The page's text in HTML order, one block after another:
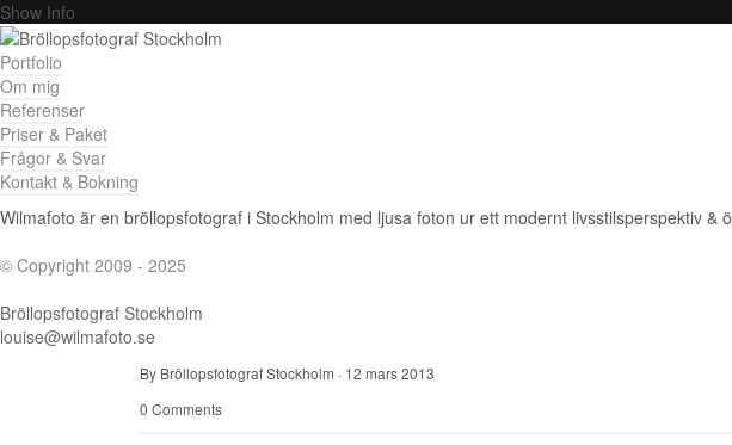
Show Info
Portfolio
Om mig
Referenser
Priser & Paket
Frågor & Svar
Kontakt & Bokning
Wilmafoto är en bröllopsfotograf i Stockholm med ljusa foton ur ett modernt livsstilsperspektiv
© Copyright 2009 - 2025
Bröllopsfotograf Stockholm
louise@wilmafoto.se
By Bröllopsfotograf Stockholm · 12 mars 2013
0 Comments